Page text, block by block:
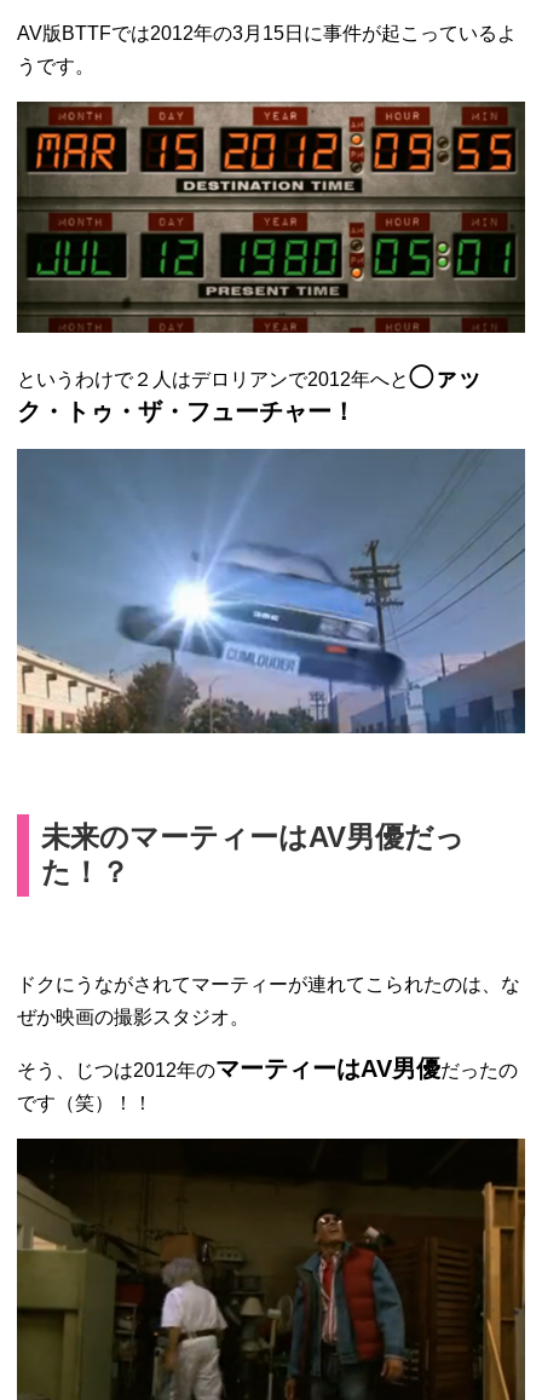
AV版BTTFでは2012年の3月15日に事件が起こっているよ
うです。
というわけで２人はデロリアンで2012年へと◯ァッ
ク・トゥ・ザ・フューチャー！
未来のマーティーはAV男優だっ
た！？
ドクにうながされてマーティーが連れてこられたのは、な
ぜか映画の撮影スタジオ。
そう、じつは2012年のマーティーはAV男優だったの
です（笑）！！